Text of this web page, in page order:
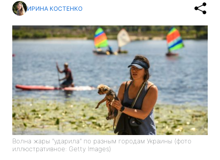
ИРИНА КОСТЕНКО
Волна жары "ударила" по разным городам Украины (фото
иллюстративное: Getty Images)